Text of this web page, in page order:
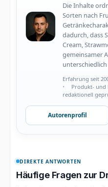
Die Inhalte
Sorten nach
dadurch, dass
Cream,
gemeinsamer
Erfahrung seit
Produkt- und
redaktionell
Autorenprofil
DIREKTE ANTWORTEN
Häufige Fragen zur